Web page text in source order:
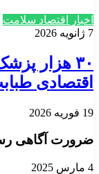
اخبار اقتصاد سلامت
7 ژانویه 2026
۳۰ هزار
اقتصادی
19 فوریه 2026
ضرورت آگاهی
4 مارس 2025